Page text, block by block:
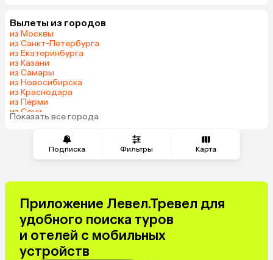
Подписка Фильтры Карта
Армения
Казахстан
Узбекистан
Катар
Гонконг
Таджикистан
Вылеты из городов
из Москвы
из Санкт-Петербурга
из Екатеринбурга
из Казани
из Самары
из Новосибирска
из Краснодара
из Перми
из Сочи
из Челябинска
Показать все города
Приложение Левел.Тревел для
удобного поиска туров
и отелей с мобильных
устройств